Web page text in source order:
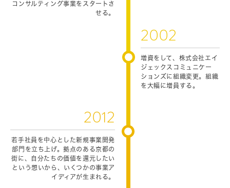
Recruit
コンサルティング事業をスタートさ
せる。
2002
増資をして、株式会社エイ
ジェックスコミュニケー
ションズに組織変更。組織
を大幅に増員する。
2012
若手社員を中心とした新規事業開発
部門を立ち上げ。拠点のある京都の
街に、自分たちの価値を還元したい
という想いから、いくつかの事業ア
イディアが生まれる。